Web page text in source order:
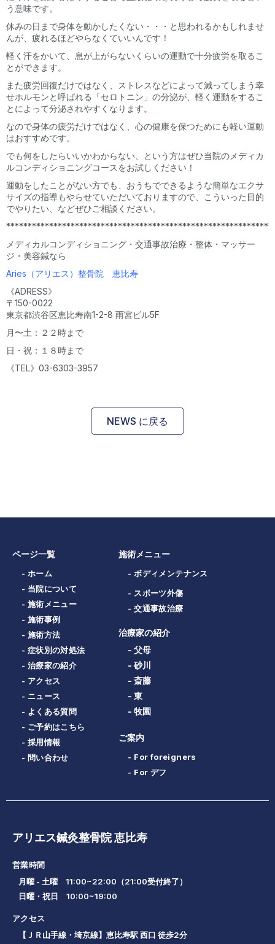
う意味です。
休みの日まで身体を動かしたくない・・・と思われるかもしれませ
んが、疲れるほどやらなくていいんです！
軽く汗をかいて、息が上がらないくらいの運動で十分疲労を取るこ
とができます。
また疲労回復だけではなく、ストレスなどによって減ってしまう幸
せホルモンと呼ばれる「セロトニン」の分泌が、軽く運動をするこ
とによって分泌されやすくなります。
なので身体の疲労だけではなく、心の健康を保つためにも軽い運動
はおすすめです。
でも何をしたらいいかわからない、という方はぜひ当院のメディカ
ルコンディショニングコースをお試しください！
運動をしたことがない方でも、おうちでできるような簡単なエクサ
サイズの指導もやらせていただいておりますので、こういった目的
でやりたい、などぜひご相談ください。
メディカルコンディショニング・交通事故治療・整体・マッサー
ジ・美容鍼なら
Aries（アリエス）整骨院 恵比寿
《ADRESS》
〒150-0022
東京都渋谷区恵比寿南1-2-8 雨宮ビル5F
月〜土：２２時まで
日・祝：１８時まで
《TEL》03-6303-3957
NEWS に戻る
ページ一覧
- ホーム
- 当院について
- 施術メニュー
- 施術事例
- 施術方法
- 症状別の対処法
- 治療家の紹介
- アクセス
- ニュース
- よくある質問
- ご予約はこちら
- 採用情報
- 問い合わせ
施術メニュー
- ボディメンテナンス
- スポーツ外傷
- 交通事故治療
治療家の紹介
- 父母
- 砂川
- 斎藤
- 東
- 牧園
ご案内
- For foreigners
- For デフ
アリエス鍼灸整骨院 恵比寿
営業時間
月曜 - 土曜 11:00~22:00（21:00受付終了）
日曜・祝日 10:00~19:00
アクセス
【ＪＲ山手線・埼京線】恵比寿駅 西口 徒歩2分